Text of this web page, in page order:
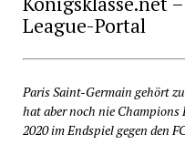
League-Portal
Paris Saint-Germain gehört
hat aber noch nie Champions
2020 im Endspiel gegen den